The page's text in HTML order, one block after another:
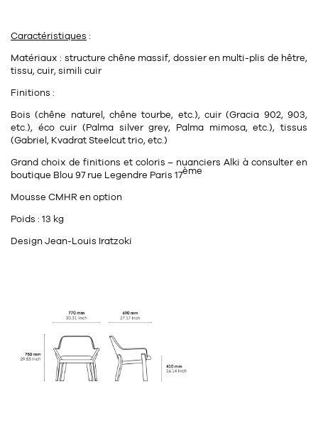
Caractéristiques :
Matériaux : structure chêne massif, dossier en multi-plis de hêtre,
tissu, cuir, simili cuir
Finitions :
Bois (chêne naturel, chêne tourbe, etc.), cuir (Gracia 902, 903,
etc.), éco cuir (Palma silver grey, Palma mimosa, etc.), tissus
(Gabriel, Kvadrat Steelcut trio, etc.)
Grand choix de finitions et coloris – nuanciers Alki à consulter en
boutique Blou 97 rue Legendre Paris 17ème
Mousse CMHR en option
Poids : 13 kg
Design Jean-Louis Iratzoki